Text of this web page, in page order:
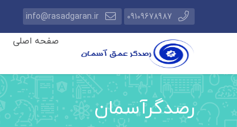
09109678987
info@rasadgaran.ir
صفحه اصلی
رصدگرآسمان